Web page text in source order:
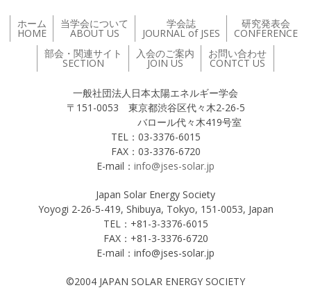
ホーム
HOME
当学会について
ABOUT US
学会誌
JOURNAL of JSES
研究発表会
CONFERENCE
部会・関連サイト
SECTION
入会のご案内
JOIN US
お問い合わせ
CONTCT US
一般社団法人日本太陽エネルギー学会
〒151-0053 東京都渋谷区代々木2-26-5
バロール代々木419号室
TEL：03-3376-6015
FAX：03-3376-6720
E-mail： info@jses-solar.jp
Japan Solar Energy Society
Yoyogi 2-26-5-419, Shibuya, Tokyo, 151-0053, Japan
TEL：+81-3-3376-6015
FAX：+81-3-3376-6720
E-mail：info@jses-solar.jp
©2004 JAPAN SOLAR ENERGY SOCIETY